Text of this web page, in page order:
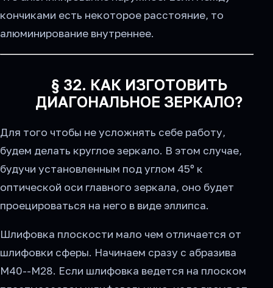
кончиками есть некоторое расстояние, то
алюминирование внутреннее.
§ 32. КАК ИЗГОТОВИТЬ
ДИАГОНАЛЬНОЕ ЗЕРКАЛО?
Для того чтобы не усложнять себе работу,
будем делать круглое зеркало. В этом случае,
будучи установленным под углом 45º к
оптической оси главного зеркала, оно будет
проецироваться на него в виде эллипса.
Шлифовка плоскости мало чем отличается от
шлифовки сферы. Начинаем сразу с абразива
М40--М28. Если шлифовка ведется на плоском